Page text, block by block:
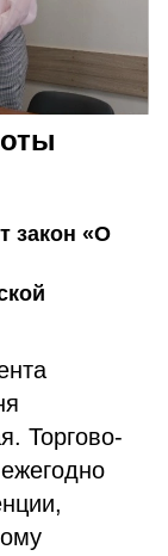
закон «О
Торгово-